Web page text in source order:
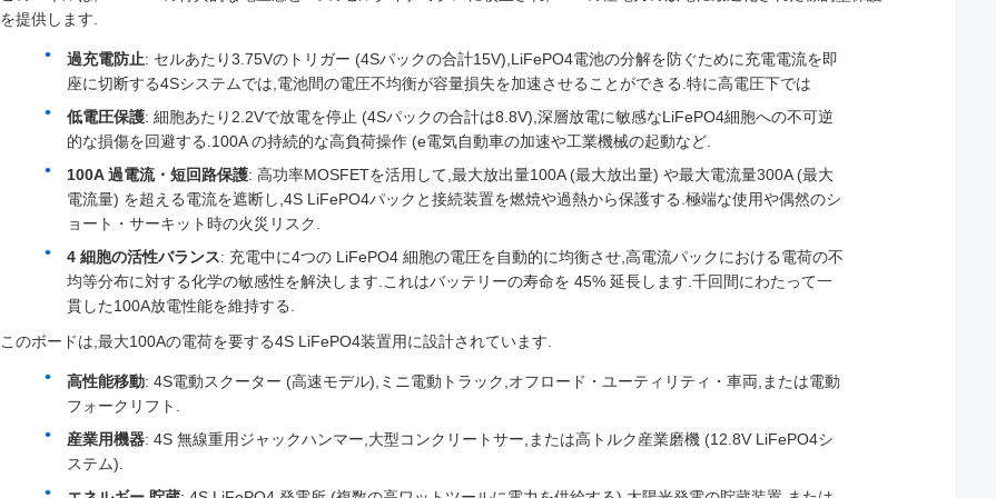
を提供します.
過充電防止: セルあたり3.75Vのトリガー (4Sパックの合計15V),LiFePO4電池の分解を防ぐために充電電流を即
座に切断する4Sシステムでは,電池間の電圧不均衡が容量損失を加速させることができる.特に高電圧下では
低電圧保護: 細胞あたり2.2Vで放電を停止 (4Sパックの合計は8.8V),深層放電に敏感なLiFePO4細胞への不可逆
的な損傷を回避する.100A の持続的な高負荷操作 (e電気自動車の加速や工業機械の起動など.
100A 過電流・短回路保護: 高功率MOSFETを活用して,最大放出量100A (最大放出量) や最大電流量300A (最大
電流量) を超える電流を遮断し,4S LiFePO4パックと接続装置を燃焼や過熱から保護する.極端な使用や偶然のシ
ョート・サーキット時の火災リスク.
4 細胞の活性バランス: 充電中に4つの LiFePO4 細胞の電圧を自動的に均衡させ,高電流パックにおける電荷の不
均等分布に対する化学の敏感性を解決します.これはバッテリーの寿命を 45% 延長します.千回間にわたって一
貫した100A放電性能を維持する.
このボードは,最大100Aの電荷を要する4S LiFePO4装置用に設計されています.
高性能移動: 4S電動スクーター (高速モデル),ミニ電動トラック,オフロード・ユーティリティ・車両,または電動
フォークリフト.
産業用機器: 4S 無線重用ジャックハンマー,大型コンクリートサー,または高トルク産業磨機 (12.8V LiFePO4シ
ステム).